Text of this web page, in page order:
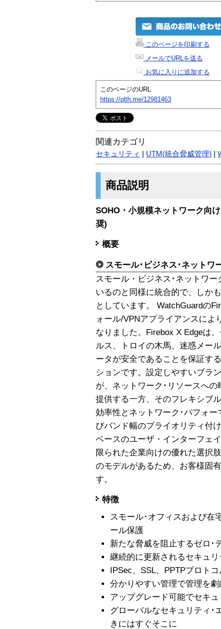
このページを印刷する
メールでURLを送る
お気に入りに追加する
このページのURL
https://plth.me/12981463
関連カテゴリ
セキュリティ UTM(統合脅威管理)
商品説明
SOHO・小規模ネットワーク向
奨)
概要
スモール･ビジネス･ネットワ
スモール・ビジネス･ネットワ
いるのと同様に統合的で、しか
としています。 WatchGuardの
ォール/VPNアプライアンスによ
なりました。Firebox X Edgeは
ルス、トロイの木馬、迷惑メー
ータが安全であることを保証す
ションです。設定しやすいブラ
が、ネットワーク･リソースへ
提供する一方、そのフレキシブ
効率性とネットワーク･パフォ
びバンド幅のプライオリティ付
ベースのユーザ・インターフェ
限られた企業向けの優れた選択
のモデルがあるため、お客様固
す。
特徴
スモール･オフィスおよび在
ール保護
新たな脅威を阻止するゼロ･
継続的に更新されるセキュ
IPSec、SSL、PPTPプロト
分かりやすい管理で管理を
アップグレード可能でセキ
グローバルなセキュリティ･
きにはすぐそこに